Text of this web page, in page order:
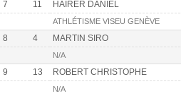
7 11 HAIRER DANIEL
ATHLÉTISME VISEU GENÈVE
8 4 MARTIN SIRO
N/A
9 13 ROBERT CHRISTOPHE
N/A